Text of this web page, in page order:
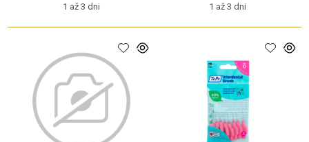
1 až 3 dni 1 až 3 dni